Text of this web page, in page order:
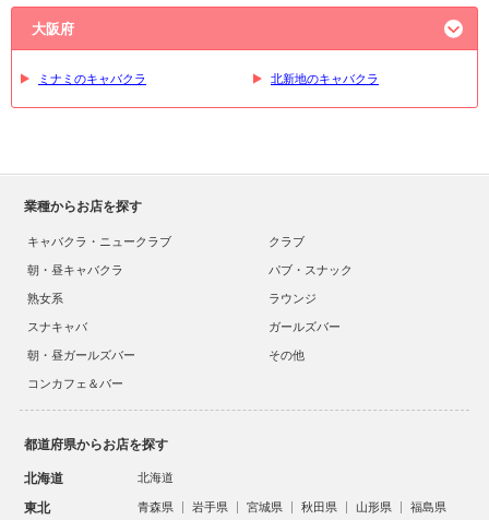
大阪府
ミナミのキャバクラ 北新地のキャバクラ
業種からお店を探す
キャバクラ・ニュークラブ
クラブ
朝・昼キャバクラ
パブ・スナック
熟女系
ラウンジ
スナキャバ
ガールズバー
朝・昼ガールズバー
その他
コンカフェ＆バー
都道府県からお店を探す
北海道 北海道
東北 青森県 岩手県 宮城県 秋田県 山形県 福島県